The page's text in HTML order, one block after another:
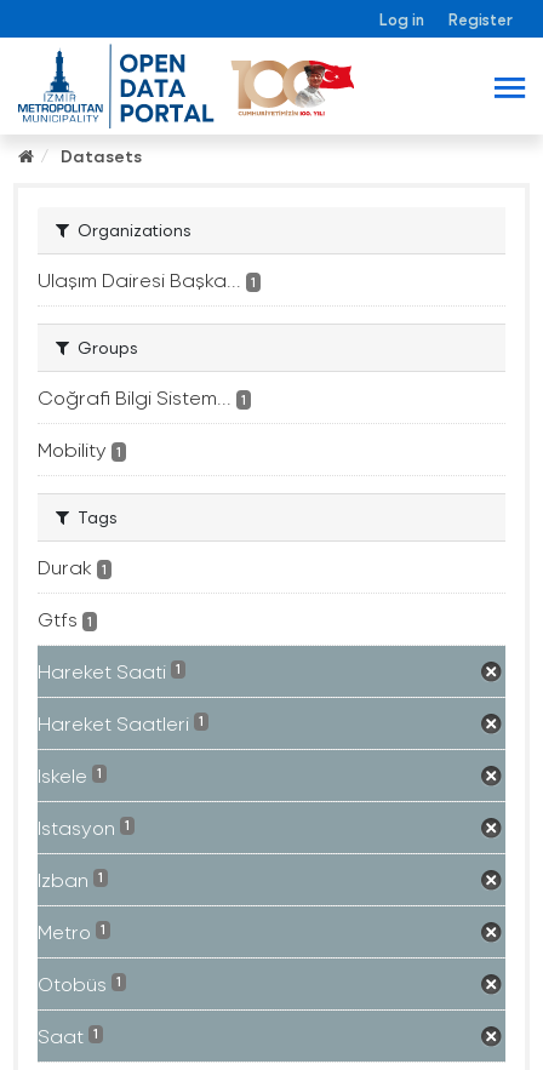
Log in Register
Datasets
Organizations
Ulaşım Dairesi Başka... 1
Groups
Coğrafi Bilgi Sistem... 1
Mobility 1
Tags
Durak 1
Gtfs 1
Hareket Saati 1
Hareket Saatleri 1
Iskele 1
Istasyon 1
Izban 1
Metro 1
Otobüs 1
Saat 1